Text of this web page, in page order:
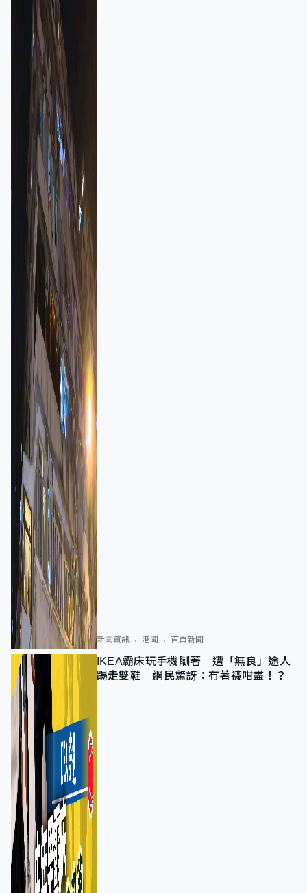
新聞資訊 港聞 首頁新聞
IKEA霸床玩手機瞓著 遭「無良」途人
踢走雙鞋 網民驚訝：冇著襪咁盡！？